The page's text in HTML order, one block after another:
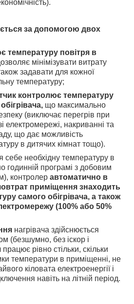
за допомогою двох
температуру повітря в
мінімізувати витрату
задавати для кожної
температуру;
контролює температуру
що максимально
(виключає перегрів при
електромережі, накриванні та
що дає можливість
в дитячих кімнат тощо).
себе необхідну температуру в
годинній програмі з добовим
контролер автоматично в
приміщення знаходить
самого обігрівача, а також
(100% або 50%
нагрівача здійснюється
(безшумно, без іскор і
рівно стільки, скільки
температури в приміщенні, не
кіловата електроенергії і
навіть на літній період.